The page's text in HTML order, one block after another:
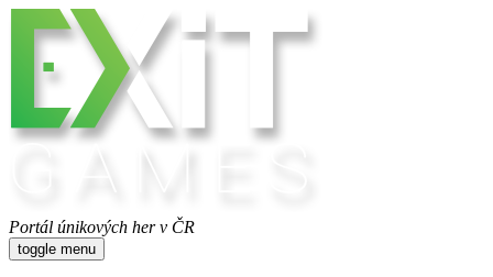
Portál únikových her v ČR
toggle menu